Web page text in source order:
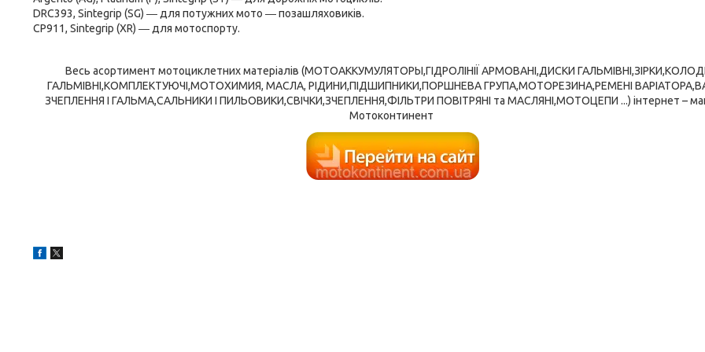
DRC393, Sintegrip (SG) ― для потужних мото ― позашляховиків.
CP911, Sintegrip (XR) ― для мотоспорту.
Весь асортимент мотоциклетних матеріалів (МОТОАККУМУЛЯТОРЫ,ГІДРОЛІНІЇ АРМОВАНІ,ДИСКИ
ГАЛЬМІВНІ,КОМПЛЕКТУЮЧІ,МОТОХИМИЯ, МАСЛА, РІДИНИ,ПІДШИПНИКИ,ПОРШНЕВА ГРУПА,МОТОРЕЗИНА,РЕМЕНІ
ЗЧЕПЛЕННЯ І ГАЛЬМА,САЛЬНИКИ І ПИЛЬОВИКИ,СВІЧКИ,ЗЧЕПЛЕННЯ,ФІЛЬТРИ ПОВІТРЯНІ та МАСЛЯНІ,МОТОЦЕПИ ...) інтернет –
Мотоконтинент